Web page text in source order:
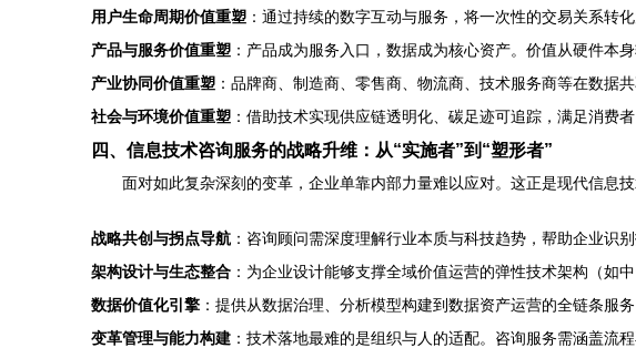
用户生命周期价值重塑 ：通过持续的数字互动与服务，将一次性的交易关系转
产品与服务价值重塑 ：产品成为服务入口，数据成为核心资产。价值从硬件本
产业协同价值重塑 ：品牌商、制造商、零售商、物流商、技术服务商等在数据
社会与环境价值重塑 ：借助技术实现供应链透明化、碳足迹可追踪，满足消费
四、信息技术咨询服务的战略升维：从“实施者”到“塑形者”
面对如此复杂深刻的变革，企业单靠内部力量难以应对。这正是现代信息
战略共创与拐点导航 ：咨询顾问需深度理解行业本质与科技趋势，帮助企业识
架构设计与生态整合 ：为企业设计能够支撑全域价值运营的弹性技术架构（如
数据价值化引擎 ：提供从数据治理、分析模型构建到数据资产运营的全链条服
变革管理与能力构建 ：技术落地最难的是组织与人的适配。咨询服务需涵盖流